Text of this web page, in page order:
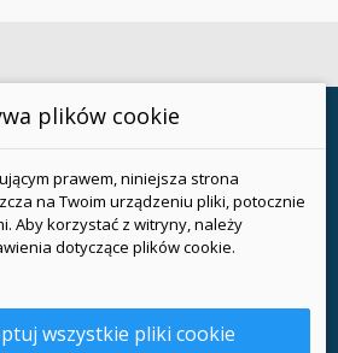
plików cookie
prawem, niniejsza strona
na Twoim urządzeniu pliki, potocznie
Aby korzystać z witryny, należy
dotyczące plików cookie.
wszystkie pliki cookie